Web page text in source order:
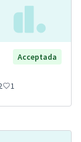
Acceptada
1